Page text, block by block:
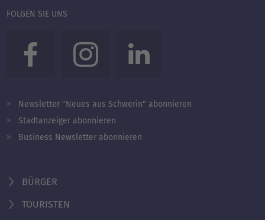
FOLGEN SIE UNS
Newsletter "Neues aus Schwerin" abonnieren
Stadtanzeiger abonnieren
Business Newsletter abonnieren
BÜRGER
TOURISTEN